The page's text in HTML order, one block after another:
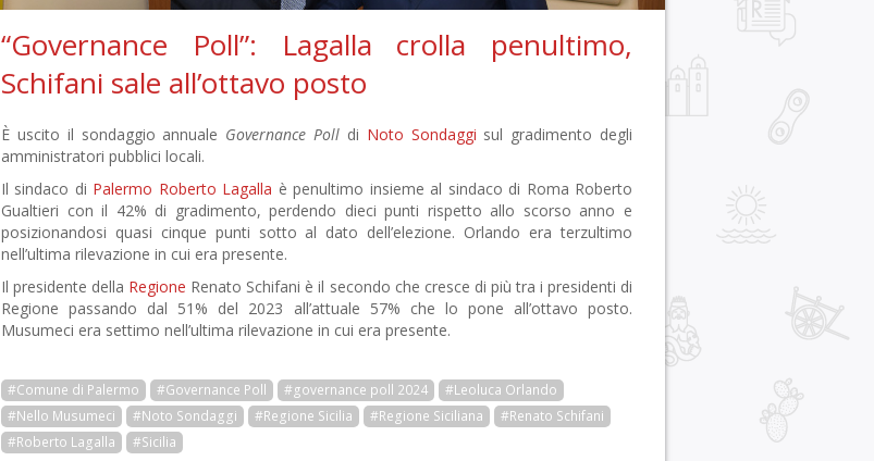
“Governance Poll”: Lagalla crolla penultimo,
Schifani sale all’ottavo posto
È uscito il sondaggio annuale Governance Poll di Noto Sondaggi sul gradimento degli
amministratori pubblici locali.
Il sindaco di Palermo Roberto Lagalla è penultimo insieme al sindaco di Roma Roberto
Gualtieri con il 42% di gradimento, perdendo dieci punti rispetto allo scorso anno e
posizionandosi quasi cinque punti sotto al dato dell’elezione. Orlando era terzultimo
nell’ultima rilevazione in cui era presente.
Il presidente della Regione Renato Schifani è il secondo che cresce di più tra i presidenti di
Regione passando dal 51% del 2023 all’attuale 57% che lo pone all’ottavo posto.
Musumeci era settimo nell’ultima rilevazione in cui era presente.
#Comune di Palermo #Governance Poll #governance poll 2024
#Leoluca Orlando
#Nello Musumeci
#Noto Sondaggi #Regione Sicilia #Regione Siciliana
#Renato Schifani
#Roberto Lagalla
#Sicilia